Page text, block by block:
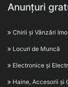
Anunțuri
Chirii și Vânzări
Locuri de Muncă
Electronice și
Haine, Accesorii și